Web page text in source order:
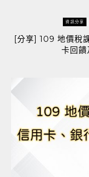
資訊分享
[分享] 109 地價稅
卡回饋